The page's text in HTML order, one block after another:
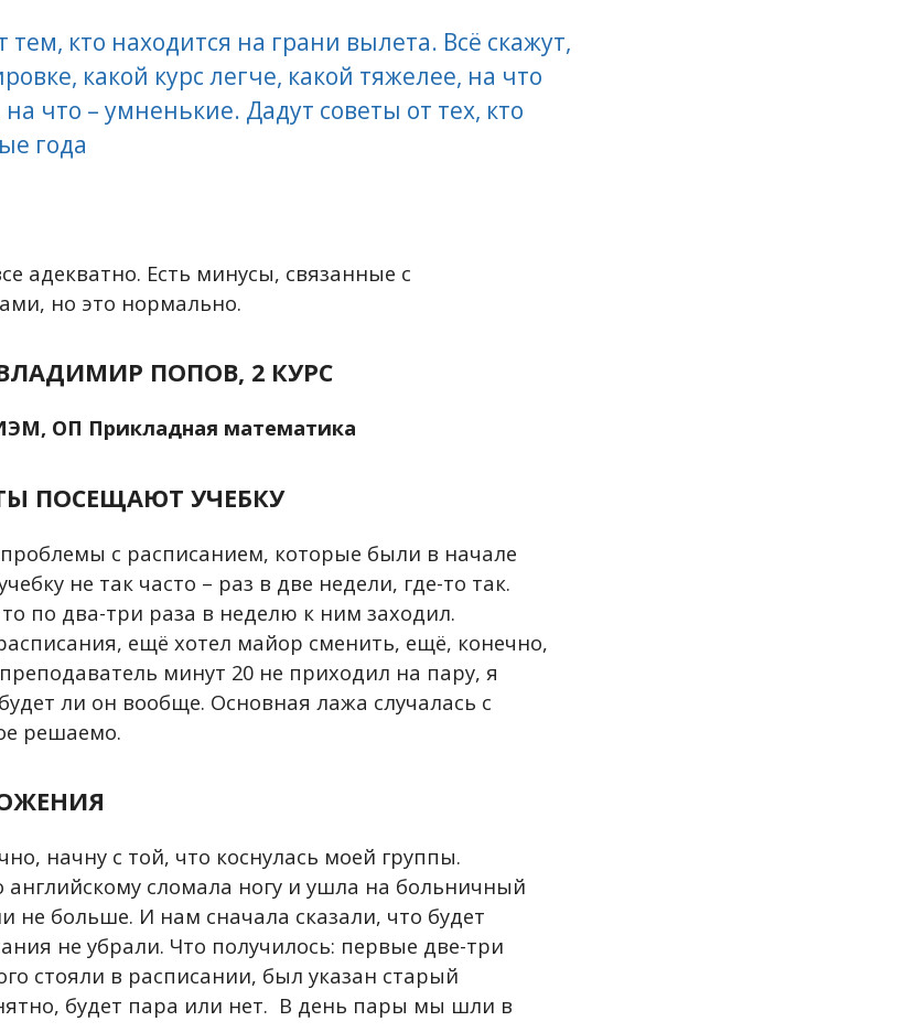
тем, кто находится на грани вылета. Всё скажут,
какой курс легче, какой тяжелее, на что
что – умненькие. Дадут советы от тех, кто
года
адекватно. Есть минусы, связанные с
но это нормально.
ПОПОВ, 2 КУРС
ОП Прикладная математика
ПОСЕЩАЮТ УЧЕБКУ
с расписанием, которые были в начале
не так часто – раз в две недели, где-то так.
по два-три раза в неделю к ним заходил.
ещё хотел майор сменить, ещё, конечно,
минут 20 не приходил на пару, я
ли он вообще. Основная лажа случалась с
решаемо.
начну с той, что коснулась моей группы.
сломала ногу и ушла на больничный
не больше. И нам сначала сказали, что будет
не убрали. Что получилось: первые две-три
стояли в расписании, был указан старый
будет пара или нет. В день пары мы шли в